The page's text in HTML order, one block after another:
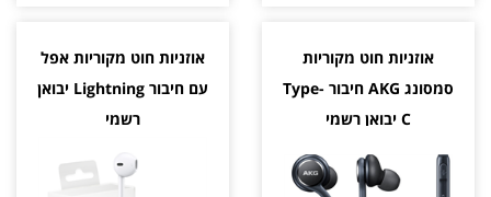
אוזניות חוט מקוריות
סמסונג AKG חיבור Type-
C יבואן רשמי
אוזניות חוט מקוריות אפל
עם חיבור Lightning יבואן
רשמי